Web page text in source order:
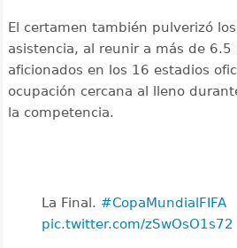
El certamen también pulverizó
asistencia, al reunir a más de 6.5
aficionados en los 16 estadios
ocupación cercana al lleno
la competencia.
La Final. ️ #CopaMundialFIFA
pic.twitter.com/zSwOsO1s72